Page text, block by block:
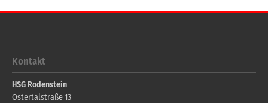
Kontakt
HSG Rodenstein
Ostertalstraße 13